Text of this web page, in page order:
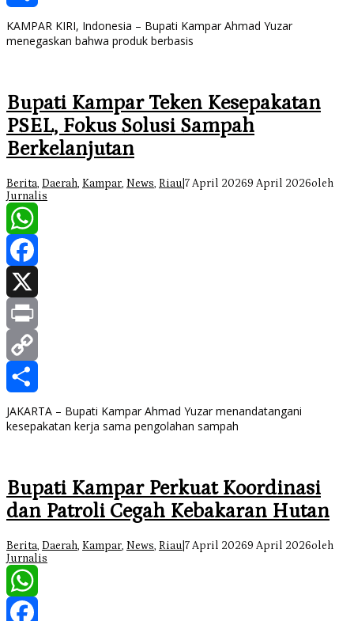
Link
Share
KAMPAR KIRI, Indonesia – Bupati Kampar Ahmad Yuzar
menegaskan bahwa produk berbasis
Bupati Kampar Teken Kesepakatan
PSEL, Fokus Solusi Sampah
Berkelanjutan
Berita, Daerah, Kampar, News, Riau 7 April 20269 April 2026oleh
Jurnalis
WhatsApp
Facebook
X
Print
Copy
Link
Share
JAKARTA – Bupati Kampar Ahmad Yuzar menandatangani
kesepakatan kerja sama pengolahan sampah
Bupati Kampar Perkuat Koordinasi
dan Patroli Cegah Kebakaran Hutan
Berita, Daerah, Kampar, News, Riau 7 April 20269 April 2026oleh
Jurnalis
WhatsApp